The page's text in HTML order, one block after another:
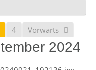
4 Vorwärts
2024